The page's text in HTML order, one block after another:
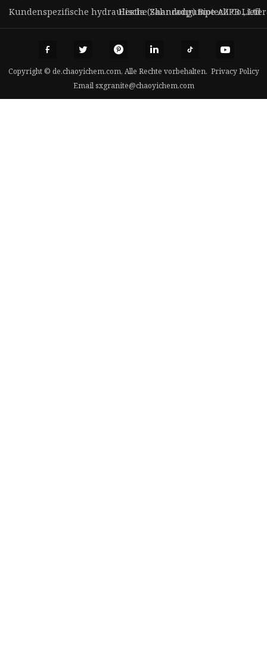
Kundenspezifische hydraulische Zahnradpumpe AZPB
Hestia (Shandong) Biotech Co., Ltd
Copyright © de.chaoyichem.com, Alle Rechte vorbehalten. Privacy Policy
Email sxgranite@chaoyichem.com